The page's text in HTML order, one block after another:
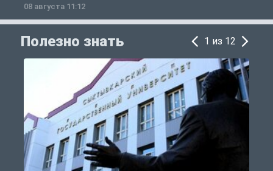
08 августа 11:12
Полезно знать 1 из 12